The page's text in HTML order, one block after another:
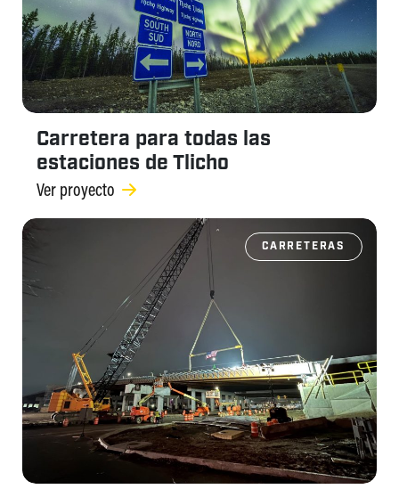
Carretera para todas las
estaciones de Tlicho
Ver proyecto
CARRETERAS